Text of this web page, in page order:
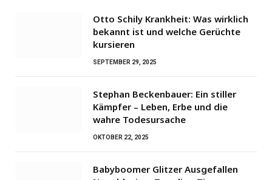
Otto Schily Krankheit: Was wirklich
bekannt ist und welche Gerüchte
kursieren
SEPTEMBER 29, 2025
Stephan Beckenbauer: Ein stiller
Kämpfer – Leben, Erbe und die
wahre Todesursache
OKTOBER 22, 2025
Babyboomer Glitzer Ausgefallen